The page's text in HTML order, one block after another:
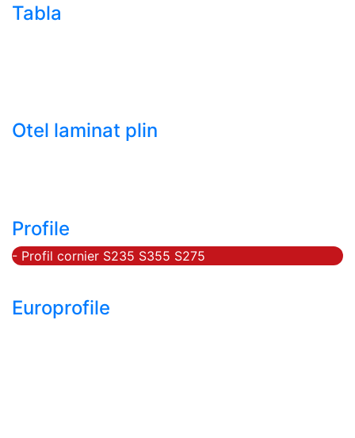
Tabla
Otel laminat plin
Profile
- Profil cornier S235 S355 S275
Europrofile